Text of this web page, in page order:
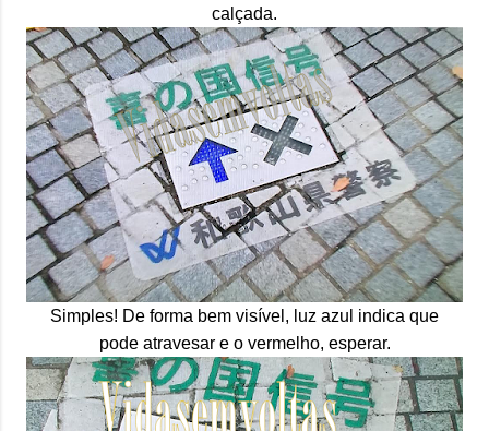
calçada.
Simples! De forma bem visível, luz azul indica que
pode atravesar e o vermelho, esperar.